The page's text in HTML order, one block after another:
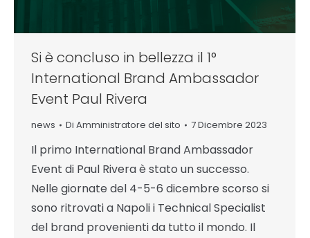
Si è concluso in bellezza il 1°
International Brand Ambassador
Event Paul Rivera
news Di Amministratore del sito 7 Dicembre 2023
Il primo International Brand Ambassador
Event di Paul Rivera è stato un successo.
Nelle giornate del 4-5-6 dicembre scorso si
sono ritrovati a Napoli i Technical Specialist
del brand provenienti da tutto il mondo. Il